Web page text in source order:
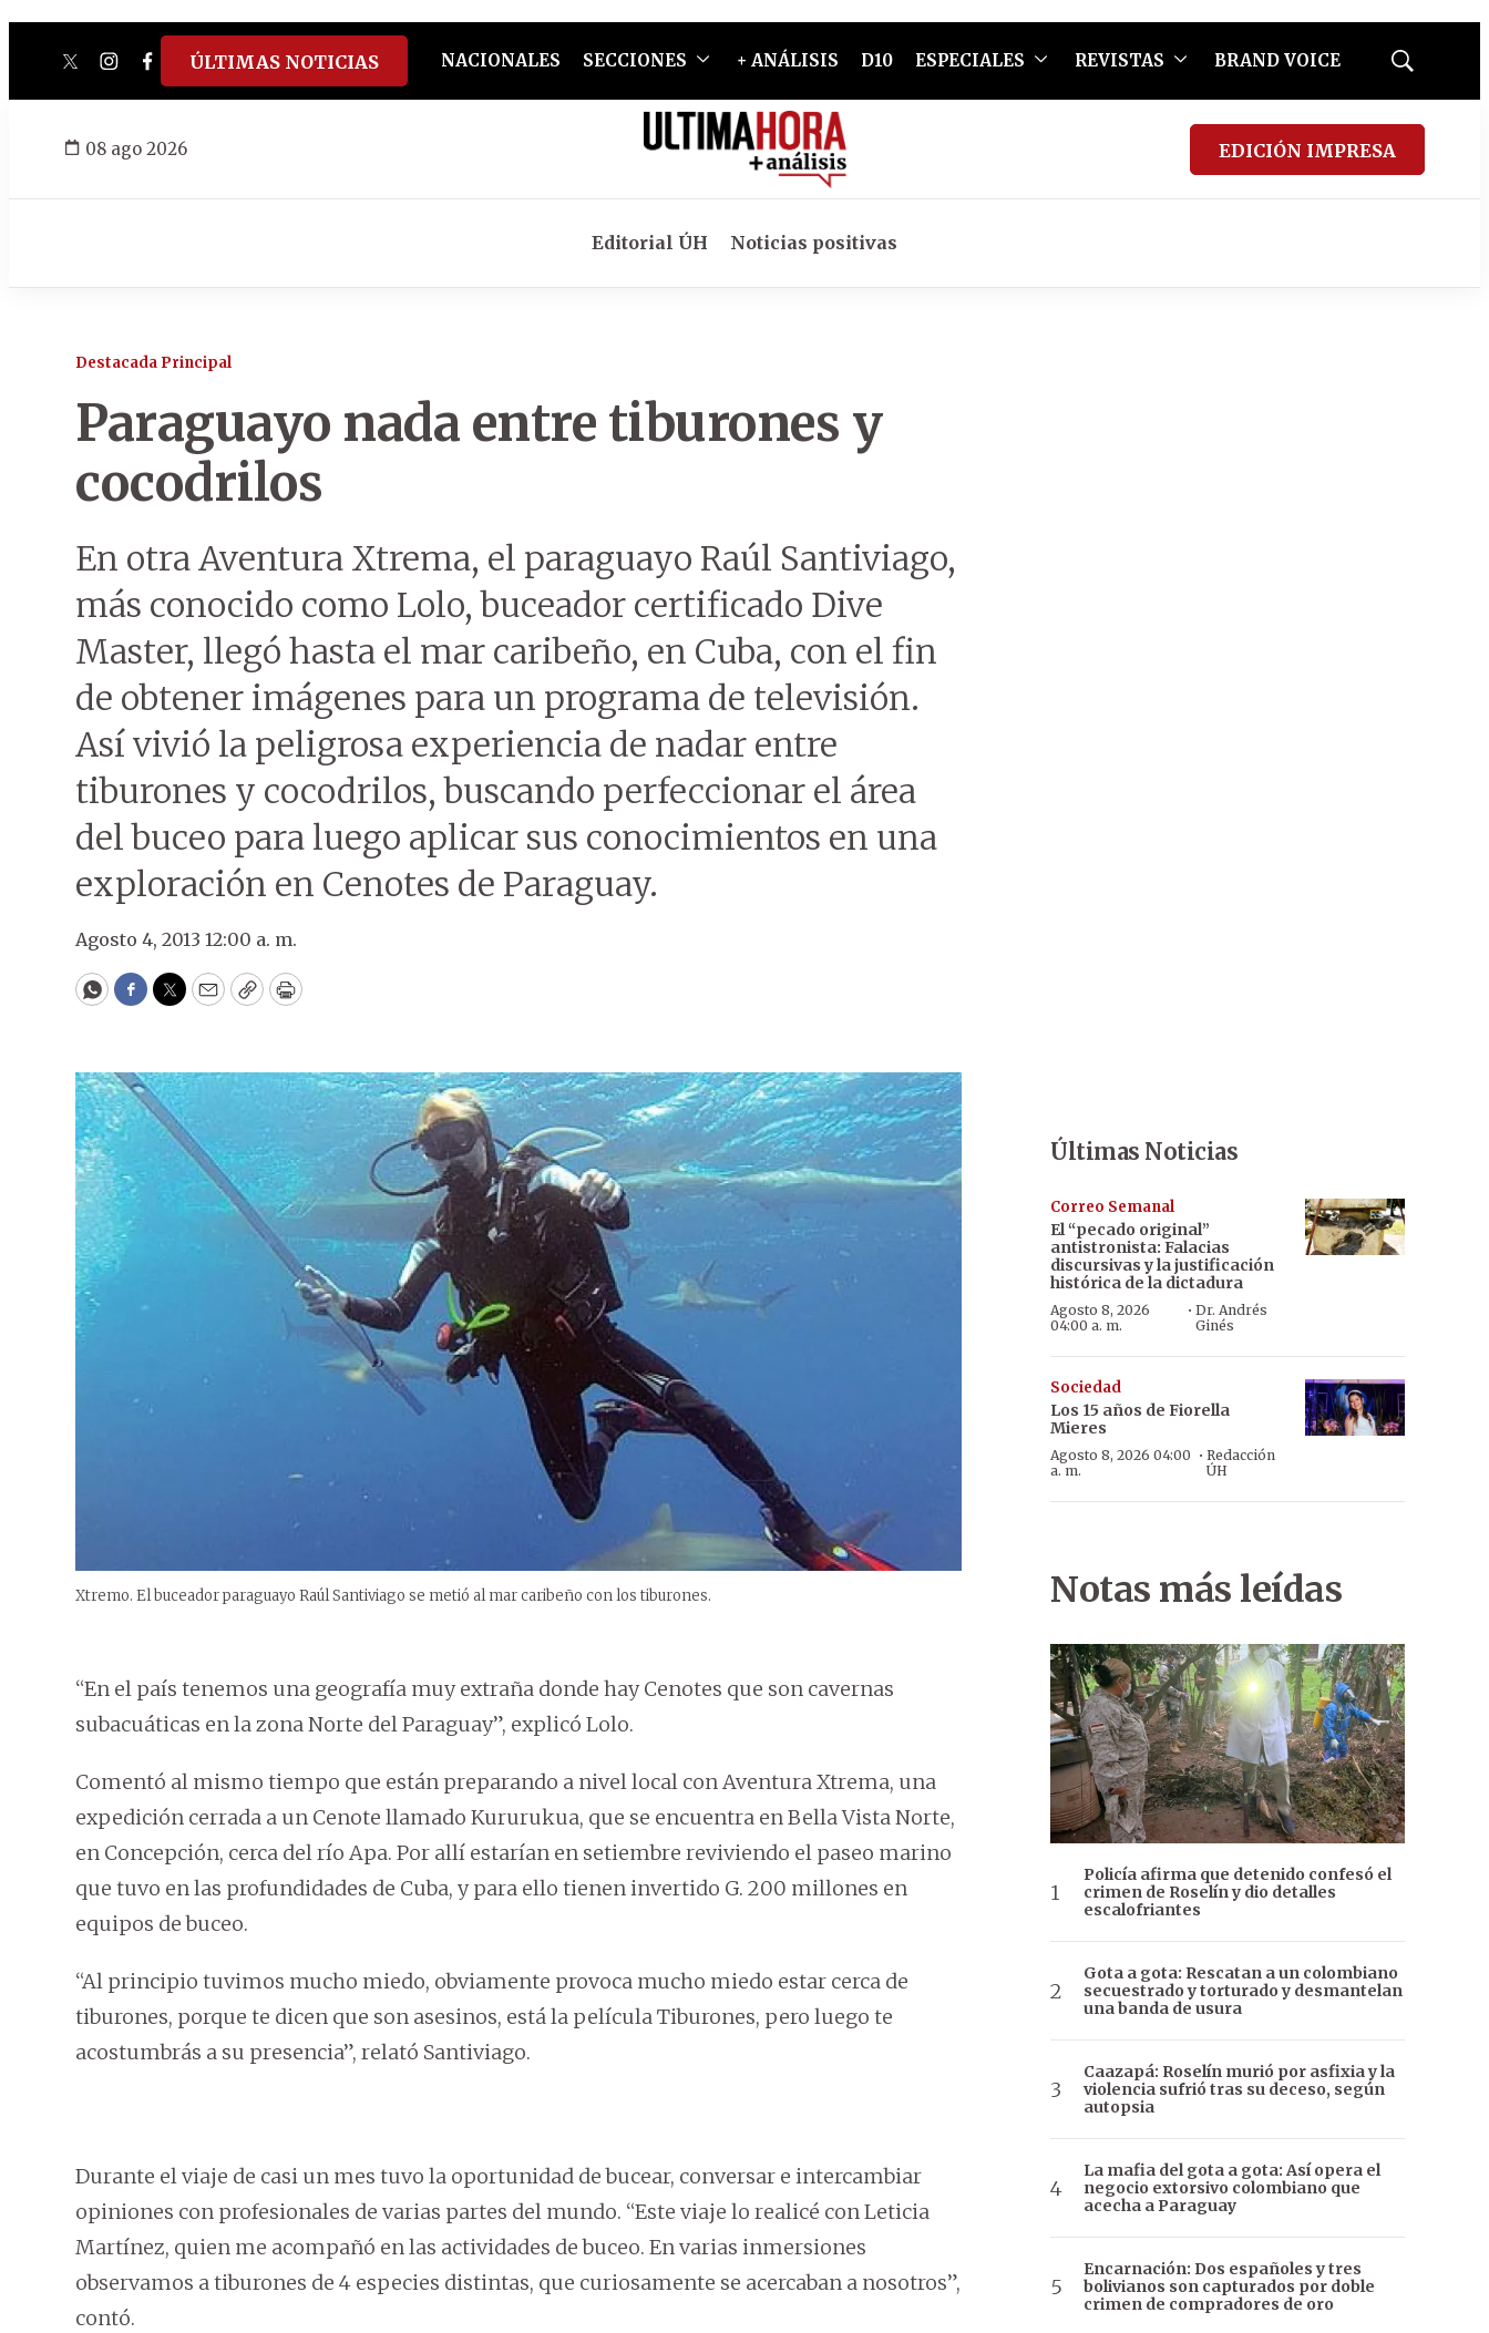
twitterinstagram
facebook
tiktokyoutube
spotify
ÚLTIMAS NOTICIAS NACIONALES SECCIONES + ANÁLISIS D10 ESPECIALES REVISTAS BRAND VOICE
Mostrar
08 ago 2026 EDICIÓN IMPRESA
Editorial ÚH Noticias positivas
Destacada Principal
Paraguayo nada entre tiburones y
cocodrilos
En otra Aventura Xtrema, el paraguayo Raúl Santiviago,
más conocido como Lolo, buceador certificado Dive
Master, llegó hasta el mar caribeño, en Cuba, con el fin
de obtener imágenes para un programa de televisión.
Así vivió la peligrosa experiencia de nadar entre
tiburones y cocodrilos, buscando perfeccionar el área
del buceo para luego aplicar sus conocimientos en una
exploración en Cenotes de Paraguay.
Agosto 4, 2013 12:00 a. m.
WhatsApp
Facebook
Twitter
EmailCopyPrint
Xtremo. El buceador paraguayo Raúl Santiviago se metió al mar caribeño con los tiburones.
“En el país tenemos una geografía muy extraña donde hay Cenotes que son cavernas
subacuáticas en la zona Norte del Paraguay”, explicó Lolo.
Comentó al mismo tiempo que están preparando a nivel local con Aventura Xtrema, una
expedición cerrada a un Cenote llamado Kururukua, que se encuentra en Bella Vista Norte,
en Concepción, cerca del río Apa. Por allí estarían en setiembre reviviendo el paseo marino
que tuvo en las profundidades de Cuba, y para ello tienen invertido G. 200 millones en
equipos de buceo.
“Al principio tuvimos mucho miedo, obviamente provoca mucho miedo estar cerca de
tiburones, porque te dicen que son asesinos, está la película Tiburones, pero luego te
acostumbrás a su presencia”, relató Santiviago.
Durante el viaje de casi un mes tuvo la oportunidad de bucear, conversar e intercambiar
opiniones con profesionales de varias partes del mundo. “Este viaje lo realicé con Leticia
Martínez, quien me acompañó en las actividades de buceo. En varias inmersiones
observamos a tiburones de 4 especies distintas, que curiosamente se acercaban a nosotros”,
contó.
Últimas Noticias
Correo Semanal
El “pecado original”
antistronista: Falacias
discursivas y la justificación
histórica de la dictadura
Agosto 8, 2026
04:00 a. m.
·Dr. Andrés
Ginés
Sociedad
Los 15 años de Fiorella
Mieres
Agosto 8, 2026 04:00
a. m.
· Redacción
ÚH
Notas más leídas
Policía afirma que detenido confesó el
crimen de Roselín y dio detalles
escalofriantes
Gota a gota: Rescatan a un colombiano
secuestrado y torturado y desmantelan
una banda de usura
Caazapá: Roselín murió por asfixia y la
violencia sufrió tras su deceso, según
autopsia
La mafia del gota a gota: Así opera el
negocio extorsivo colombiano que
acecha a Paraguay
Encarnación: Dos españoles y tres
bolivianos son capturados por doble
crimen de compradores de oro